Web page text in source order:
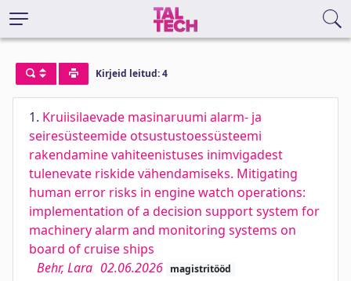
Kirjeid leitud: 4
1. Kruiisilaevade masinaruumi alarm- ja
seiresüsteemide otsustustoessüsteemi
rakendamine vahiteenistuses inimvigadest
tulenevate riskide vähendamiseks. Mitigating
human error risks in engine watch operations:
implementation of a decision support system for
machinery alarm and monitoring systems on
board of cruise ships
Behr, Lara 02.06.2026 magistritööd